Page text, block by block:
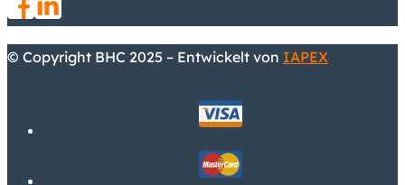
© Copyright BHC 2025 – Entwickelt von IAPEX